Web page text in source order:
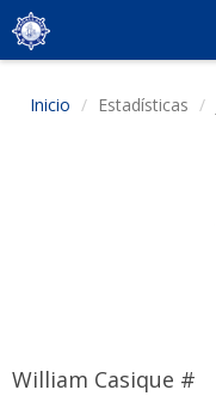
Inicio Estadísticas
William Casique #